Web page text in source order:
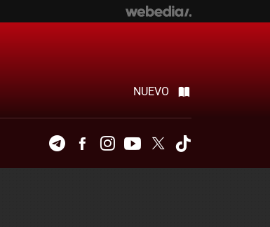
NUEVO
TelegramFacebookInstagramYoutubeTwitter